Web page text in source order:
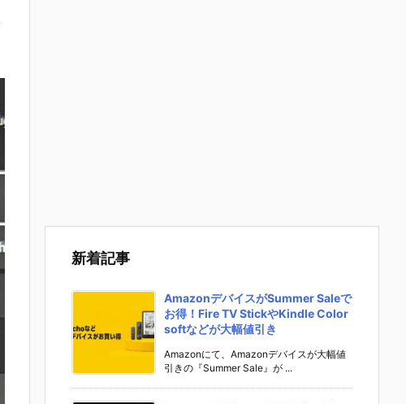
新着記事
AmazonデバイスがSummer Saleで
お得！Fire TV StickやKindle Color
softなどが大幅値引き
Amazonにて、Amazonデバイスが大幅値
引きの『Summer Sale』が ...